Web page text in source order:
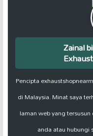
Zainal
Pencipta
di Malaysia. Minat saya
laman web yang
anda atau hubungi